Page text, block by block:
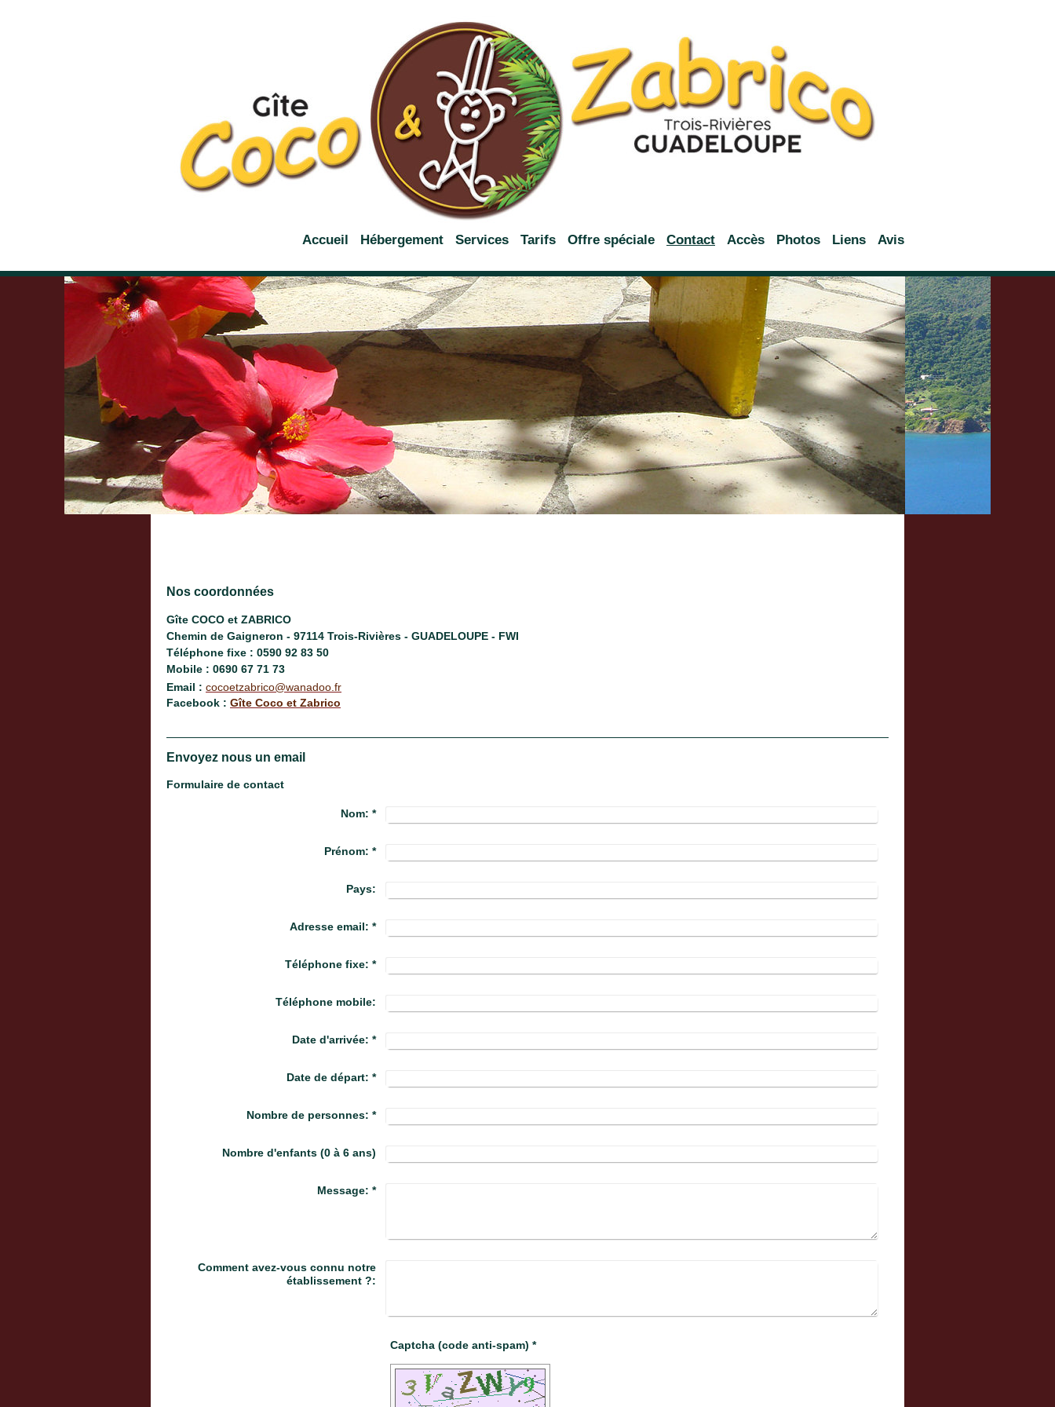
Accueil Hébergement Services Tarifs Offre spéciale Contact Accès Photos Liens Avis
Nos coordonnées
Gîte COCO et ZABRICO
Chemin de Gaigneron - 97114 Trois-Rivières - GUADELOUPE - FWI
Téléphone fixe : 0590 92 83 50
Mobile : 0690 67 71 73
Email : cocoetzabrico@wanadoo.fr
Facebook : Gîte Coco et Zabrico
Envoyez nous un email
Formulaire de contact
Nom: *
Prénom: *
Pays:
Adresse email: *
Téléphone fixe: *
Téléphone mobile:
Date d'arrivée: *
Date de départ: *
Nombre de personnes: *
Nombre d'enfants (0 à 6 ans)
Message: *
Comment avez-vous connu notre
établissement ?:
Captcha (code anti-spam) *